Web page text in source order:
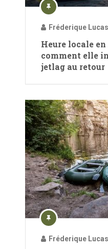
Fréderique Lucas
Heure locale
comment elle
jetlag au retour
Fréderique Lucas